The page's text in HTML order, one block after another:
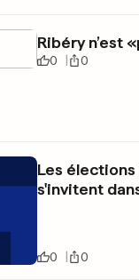
Ribéry n’est
0 0
Les
s'invitent
0 0